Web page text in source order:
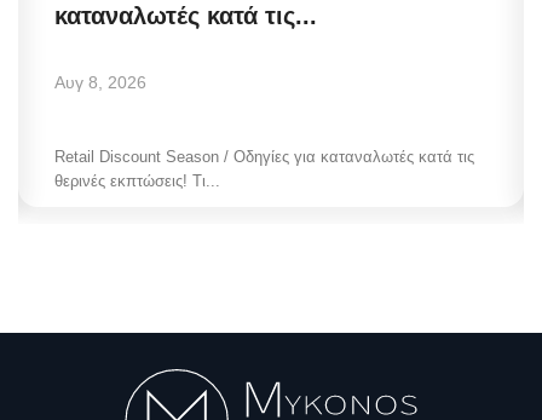
καταναλωτές κατά τις...
Αυγ 8, 2026
Retail Discount Season / Οδηγίες για καταναλωτές κατά τις
θερινές εκπτώσεις! Τι...